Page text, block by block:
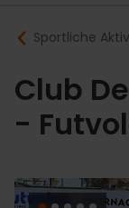
Main
Sportliche
Club
-